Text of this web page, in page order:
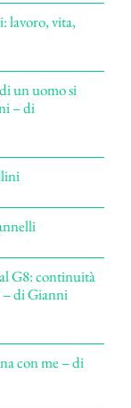
lavoro, vita,
un uomo si
– di
G8: continuità
– di Gianni
con me – di